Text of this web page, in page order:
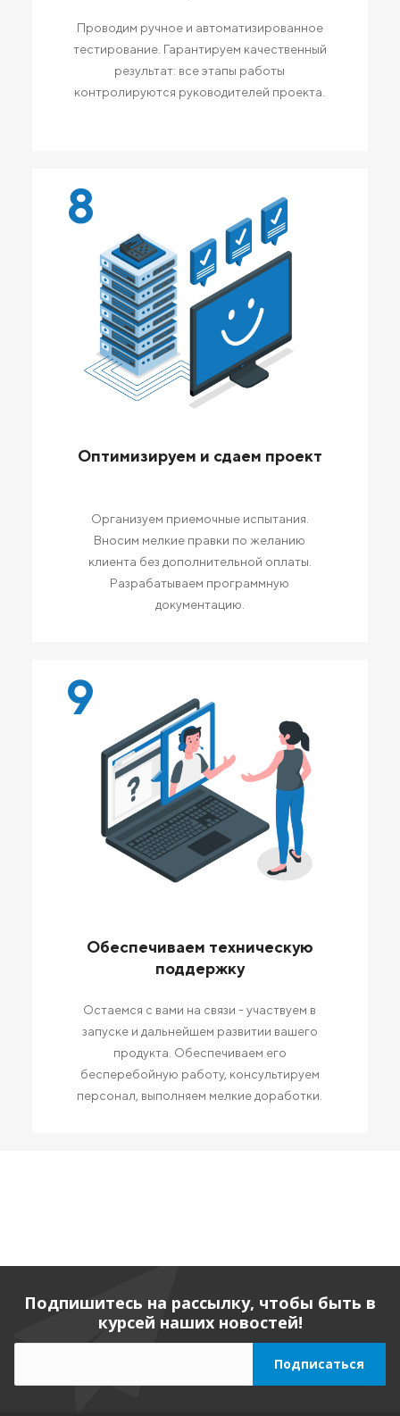
Проводим ручное и автоматизированное
тестирование. Гарантируем качественный
результат: все этапы работы
контролируются руководителей проекта.
8
Оптимизируем и сдаем проект
Организуем приемочные испытания.
Вносим мелкие правки по желанию
клиента без дополнительной оплаты.
Разрабатываем программную
документацию.
9
Обеспечиваем техническую
поддержку
Остаемся с вами на связи - участвуем в
запуске и дальнейшем развитии вашего
продукта. Обеспечиваем его
бесперебойную работу, консультируем
персонал, выполняем мелкие доработки.
Подпишитесь на рассылку, чтобы быть в
курсей наших новостей!